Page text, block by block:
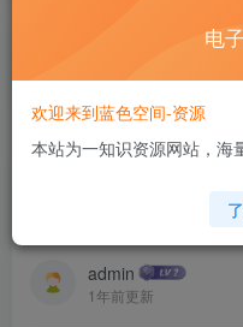
计算机 移动设备 软件下载....
首页 电商运营 正文
水晶赛道带货秘籍
技巧、直播话术等内
admin
1年前更新
电
欢迎来到蓝色空间-资源
本站为一知识资源网站，海